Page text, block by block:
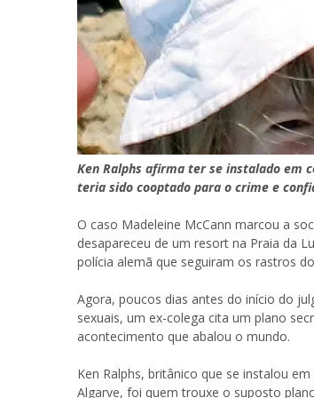
Ken Ralphs afirma ter se instalado em
teria sido cooptado para o crime e
O caso Madeleine McCann marcou a
desapareceu de um resort na Praia da
polícia alemã que seguiram os rastros
Agora, poucos dias antes do início do
sexuais, um ex-colega cita um plano
acontecimento que abalou o mundo.
Ken Ralphs, britânico que se instalou
Algarve, foi quem trouxe o suposto